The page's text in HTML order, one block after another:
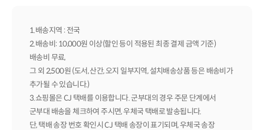
1.배송지역 : 전국
2.배송비: 10,000원 이상(할인 등이 적용된 최종 결제 금액 기준)
배송비 무료,
그 외 2,500원 (도서, 산간, 오지 일부지역, 설치배송상품 등은 배송비가
추가될 수 있습니다.)
3.쇼핑몰은 CJ 택배를 이용합니다. 군부대의 경우 주문 단계에서
군부대 배송을 체크하여 주시면, 우체국 택배로 발송됩니다.
단, 택배 송장 번호 확인시 CJ 택배 송장이 표기되며, 우체국 송장